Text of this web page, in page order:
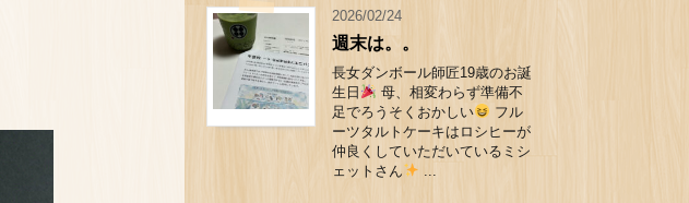
2026/02/24
週末は。。
長女ダンボール師匠19歳のお誕
生日
母、相変わらず準備不
足でろうそくおかしい
フル
ーツタルトケーキはロシヒーが
仲良くしていただいているミシ
ェットさん
...